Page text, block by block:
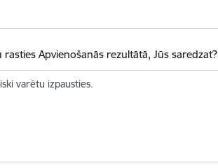
Apvienošanās rezultātā, Jūs saredzat?
varētu izpausties.